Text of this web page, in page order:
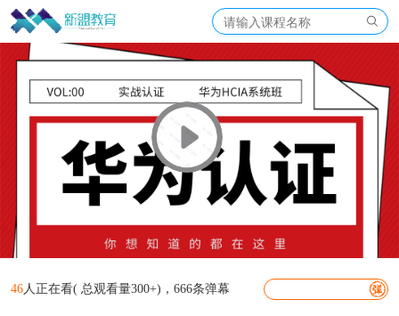
46人正在看( 总观看量300+)，666条弹幕